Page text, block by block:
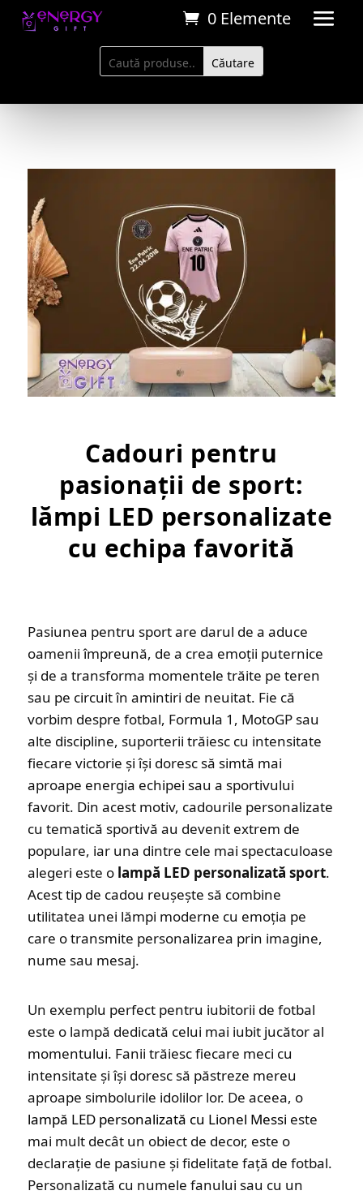
0 Elemente
Cadouri pentru
pasionații de sport:
lămpi LED personalizate
cu echipa favorită
Pasiunea pentru sport are darul de a aduce
oamenii împreună, de a crea emoții puternice
și de a transforma momentele trăite pe teren
sau pe circuit în amintiri de neuitat. Fie că
vorbim despre fotbal, Formula 1, MotoGP sau
alte discipline, suporterii trăiesc cu intensitate
fiecare victorie și își doresc să simtă mai
aproape energia echipei sau a sportivului
favorit. Din acest motiv, cadourile personalizate
cu tematică sportivă au devenit extrem de
populare, iar una dintre cele mai spectaculoase
alegeri este o lampă LED personalizată sport.
Acest tip de cadou reușește să combine
utilitatea unei lămpi moderne cu emoția pe
care o transmite personalizarea prin imagine,
nume sau mesaj.
Un exemplu perfect pentru iubitorii de fotbal
este o lampă dedicată celui mai iubit jucător al
momentului. Fanii trăiesc fiecare meci cu
intensitate și își doresc să păstreze mereu
aproape simbolurile idolilor lor. De aceea, o
lampă LED personalizată cu Lionel Messi este
mai mult decât un obiect de decor, este o
declarație de pasiune și fidelitate față de fotbal.
Personalizată cu numele fanului sau cu un